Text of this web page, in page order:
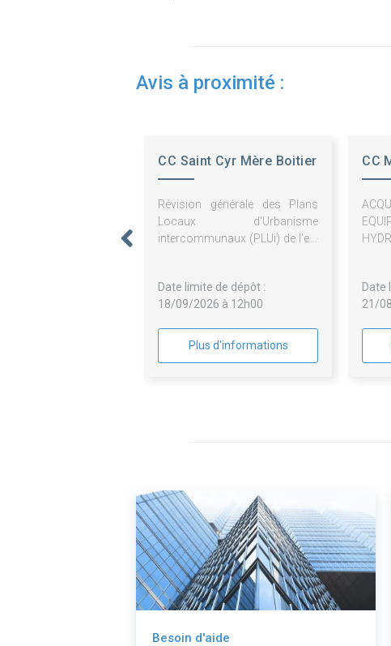
Avis à proximité :
CC Saint Cyr Mère Boitier
Révision générale des Plans
Locaux d'Urbanisme
intercommunaux (PLUi) de l'ex-
l'ex-Communauté de
communes du Mâconnais
l'élaboration d'un PLUi unique
Date limite de dépôt :
18/09/2026 à 12h00
Plus d'informations
CC
Date
21/
Besoin d'aide